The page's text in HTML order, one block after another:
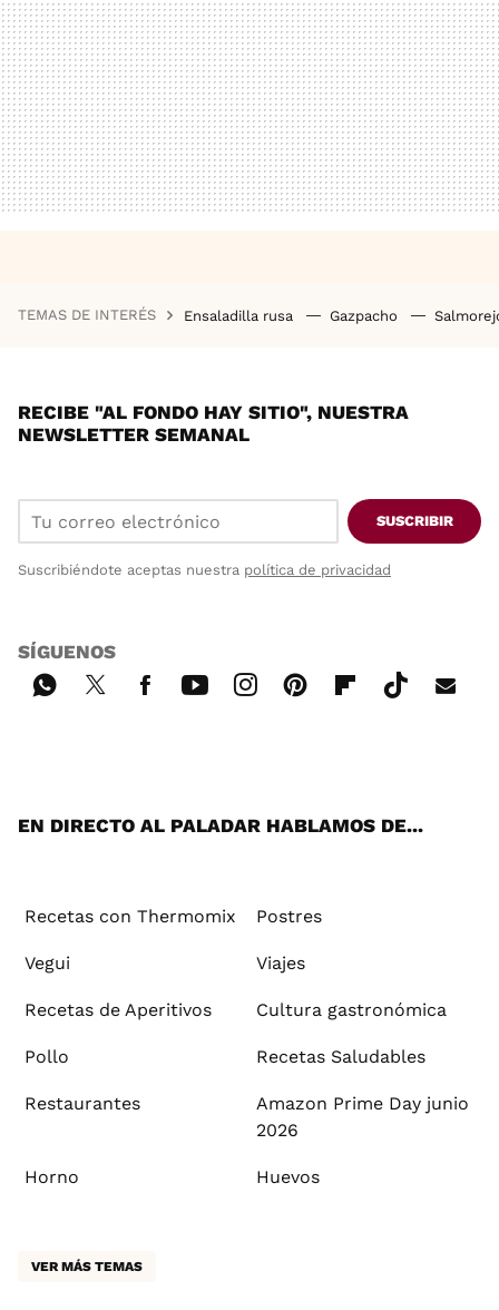
TEMAS DE INTERÉS Ensaladilla rusa Gazpacho
RECIBE "AL FONDO HAY SITIO", NUESTRA
NEWSLETTER SEMANAL
SUSCRIBIR
Suscribiéndote aceptas nuestra política de privacidad
SÍGUENOS
EN DIRECTO AL PALADAR HABLAMOS DE...
Recetas con Thermomix Postres
Vegui Viajes
Recetas de Aperitivos Cultura gastronómica
Pollo Recetas Saludables
Restaurantes
Amazon Prime Day junio
2026
Horno Huevos
VER MÁS TEMAS